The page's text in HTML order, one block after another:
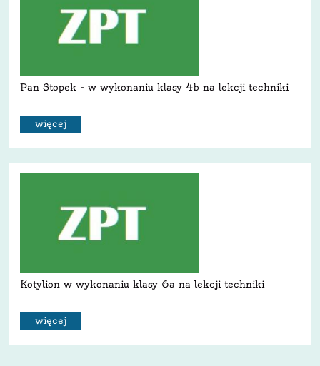
Pan Stopek - w wykonaniu klasy 4b na lekcji techniki
więcej
Kotylion w wykonaniu klasy 6a na lekcji techniki
więcej